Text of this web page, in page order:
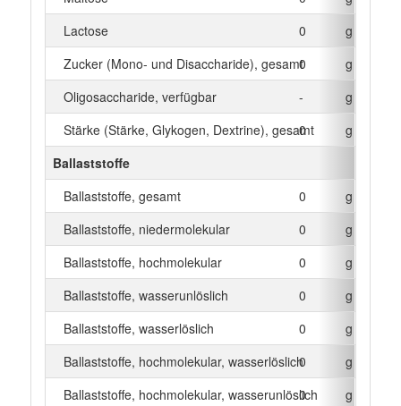
Lactose
0
g
Zucker (Mono- und Disaccharide), gesamt0
g
Oligosaccharide, verfügbar
-
g
Stärke (Stärke, Glykogen, Dextrine), gesamt
0
g
Ballaststoffe
Ballaststoffe, gesamt
0
g
Ballaststoffe, niedermolekular
0
g
Ballaststoffe, hochmolekular
0
g
Ballaststoffe, wasserunlöslich
0
g
Ballaststoffe, wasserlöslich
0
g
Ballaststoffe, hochmolekular, wasserlöslich0
g
Ballaststoffe, hochmolekular, wasserunlöslich
0
g